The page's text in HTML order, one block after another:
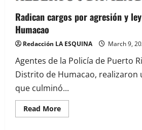
Radican cargos por agresión y
Humacao
Redacción LA ESQUINA March 9,
Agentes de la Policía de Puerto
Distrito de Humacao, realizaron
que culminó...
Read MoreRead
more